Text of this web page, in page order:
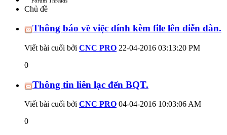
Chủ đề
Thông báo về việc đính kèm file lên diễn đàn.
Viết bài cuối bởi CNC PRO 22-04-2016 03:13:20 PM
0
Thông tin liên lạc đến BQT.
Viết bài cuối bởi CNC PRO 04-04-2016 10:03:06 AM
0